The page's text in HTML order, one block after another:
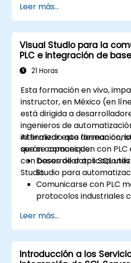
Leer más...
Visual Studio para la
PLC e integración de
21 Horas
Esta formación en vivo,
instructor, en México (en
está dirigida a
ingenieros de
intermedio que desean
que se comuniquen con
con bases de datos SQL
Studio.
Al finalizar esta formación,
serán capaces de:
Desarrollar aplicaciones
Studio para
Comunicarse con PLC
protocolos industriales
datos usando SQL
y recuperar datos de
Optimizar el
aplicaciones para
Leer más...
Introducción a los